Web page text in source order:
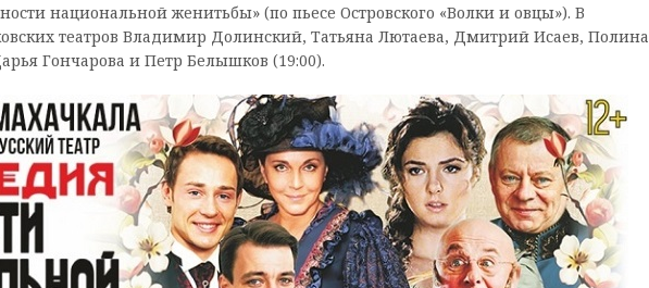
национальной женитьбы» (по пьесе Островского «Волки и овцы»). В
театров Владимир Долинский, Татьяна Лютаева, Дмитрий Исаев, Полина
Гончарова и Петр Белышков (19:00).